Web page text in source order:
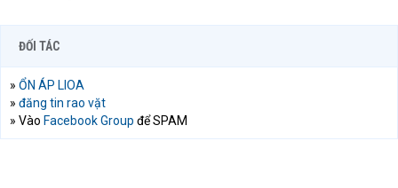
ĐỐI TÁC
» ỔN ÁP LIOA
» đăng tin rao vặt
» Vào Facebook Group để SPAM